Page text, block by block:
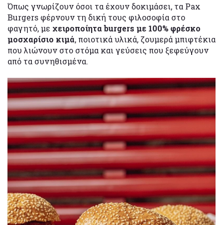
Όπως γνωρίζουν όσοι τα έχουν δοκιμάσει, τα Pax
Burgers φέρνουν τη δική τους φιλοσοφία στο
φαγητό, με χειροποίητα burgers με 100% φρέσκο
μοσχαρίσιο κιμά, ποιοτικά υλικά, ζουμερά μπιφτέκια
που λιώνουν στο στόμα και γεύσεις που ξεφεύγουν
από τα συνηθισμένα.